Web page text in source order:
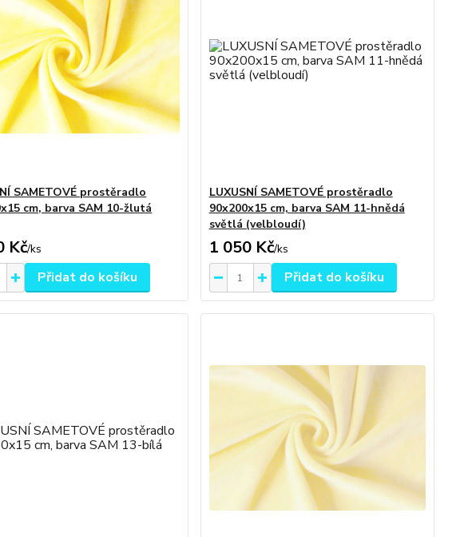
SAMETOVÉ prostěradlo
cm, barva SAM 10-žlutá
Kč/ks
Přidat do košíku
LUXUSNÍ SAMETOVÉ prostěradlo
90x200x15 cm, barva SAM 11-hnědá
světlá (velbloudí)
1 050 Kč/ks
Přidat do košíku